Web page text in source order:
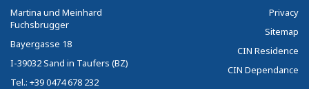
Martina und Meinhard
Fuchsbrugger
Bayergasse 18
I-39032 Sand in Taufers (BZ)
Tel.: +39 0474 678 232
Privacy
Sitemap
CIN Residence
CIN Dependance